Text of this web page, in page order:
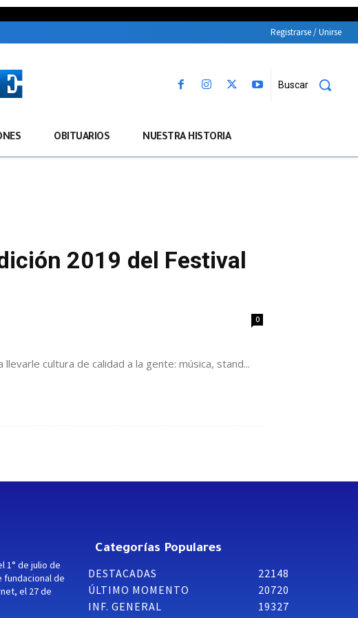
Registrarse / Unirse
Buscar
OBITUARIOS NUESTRA HISTORIA
2019 del Festival
0
cultura de calidad a la gente: música, stand...
1° de julio de
fundacional de
el 27 de
Categorías Populares
DESTACADAS
22148
ÚLTIMO MOMENTO
20720
INF. GENERAL
19327